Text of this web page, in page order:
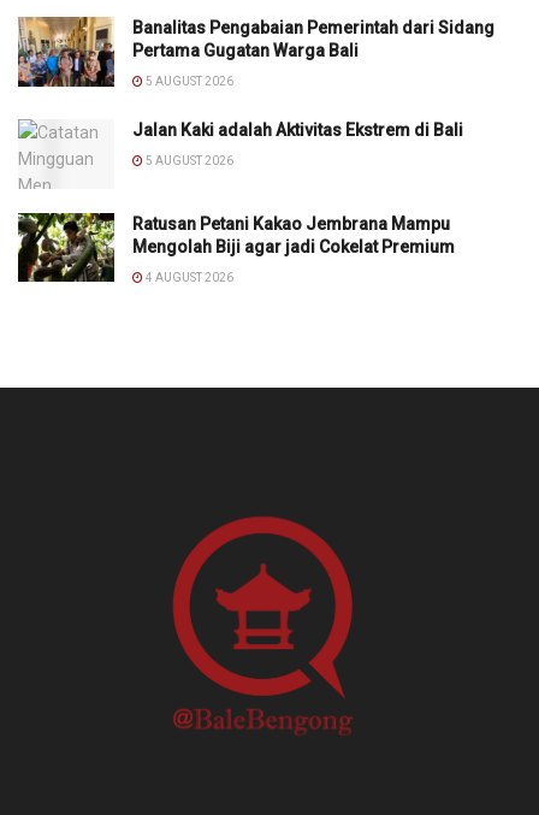
Banalitas Pengabaian Pemerintah dari Sidang
Pertama Gugatan Warga Bali
5 AUGUST 2026
Jalan Kaki adalah Aktivitas Ekstrem di Bali
5 AUGUST 2026
Ratusan Petani Kakao Jembrana Mampu
Mengolah Biji agar jadi Cokelat Premium
4 AUGUST 2026